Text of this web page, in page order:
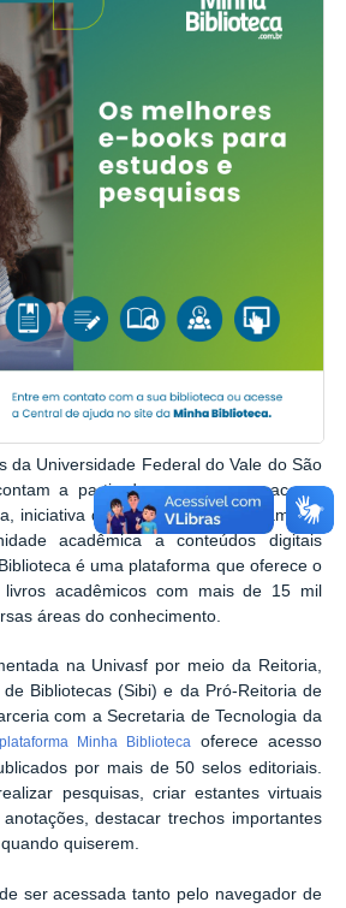
da Universidade Federal do Vale do São
a partir de agora com o acervo
iniciativa que tem o objetivo de ampliar
acadêmica a conteúdos digitais
é uma plataforma que oferece o
acadêmicos com mais de 15 mil
áreas do conhecimento.
na Univasf por meio da Reitoria,
Bibliotecas (Sibi) e da Pró-Reitoria de
com a Secretaria de Tecnologia da
plataforma Minha Biblioteca oferece acesso
por mais de 50 selos editoriais.
pesquisas, criar estantes virtuais
destacar trechos importantes
quiserem.
ser acessada tanto pelo navegador de